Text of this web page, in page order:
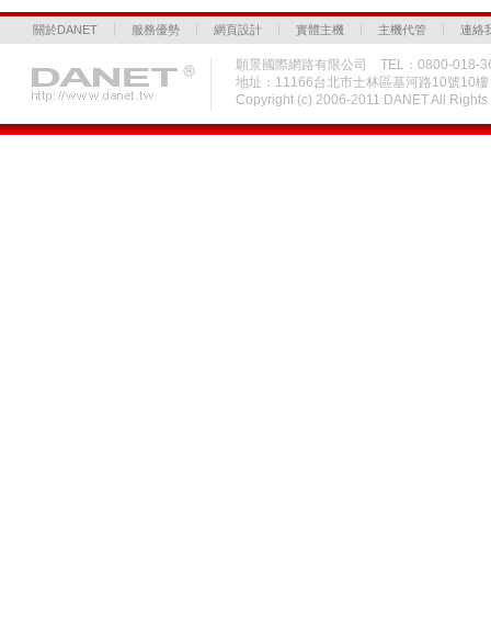
關於DANET 服務優勢 網頁設計 實體主機 主機代管 連絡
願景國際網路有限公司 TEL：0800-018-
地址：11166台北市士林區基河路10號10
Copyright (c) 2006-2011 DANET All